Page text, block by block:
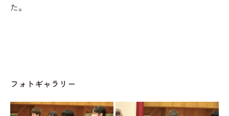
た。
フォトギャラリー